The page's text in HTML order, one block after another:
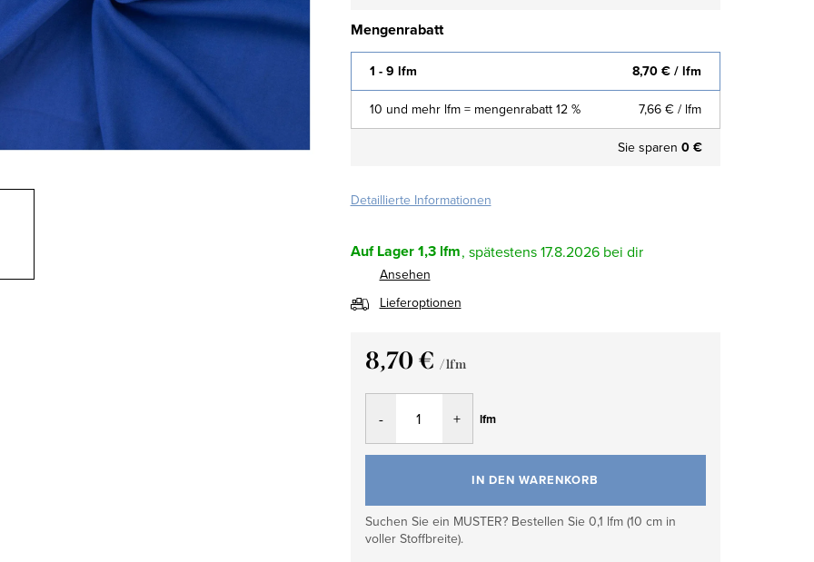
Mengenrabatt
1 - 9 lfm 8,70 € / lfm
10 und mehr lfm = mengenrabatt 12 % 7,66 € / lfm
Sie sparen 0 €
Detaillierte Informationen
Auf Lager1,3 lfm 17.8.2026
Ansehen
Lieferoptionen
8,70 € / lfm
Verkaufspreis:
lfm
IN DEN WARENKORB
Suchen Sie ein MUSTER? Bestellen Sie 0,1 lfm (10 cm in
voller Stoffbreite).